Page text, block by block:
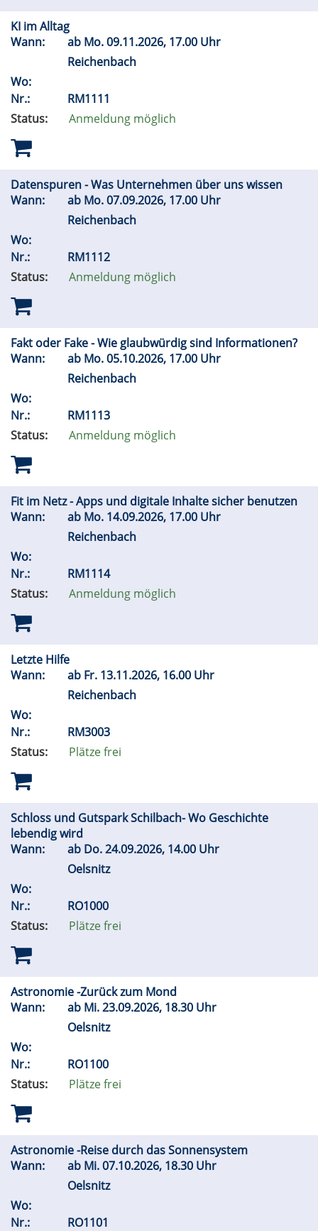
KI im Alltag
Wann:
ab Mo.09.11.2026, 17.00 Uhr
Reichenbach
Wo:
Nr.:
RM1111
Status:
Anmeldung möglich
Datenspuren - Was Unternehmen über uns wissen
Wann:
ab Mo.07.09.2026, 17.00 Uhr
Reichenbach
Wo:
Nr.:
RM1112
Status:
Anmeldung möglich
Fakt oder Fake - Wie glaubwürdig sind Informationen?
Wann:
ab Mo.05.10.2026, 17.00 Uhr
Reichenbach
Wo:
Nr.:
RM1113
Status:
Anmeldung möglich
Fit im Netz - Apps und digitale Inhalte sicher benutzen
Wann:
ab Mo. 14.09.2026, 17.00 Uhr
Reichenbach
Wo:
Nr.:
RM1114
Status:
Anmeldung möglich
Letzte Hilfe
Wann:
ab Fr. 13.11.2026, 16.00 Uhr
Reichenbach
Wo:
Nr.:
RM3003
Status:
Plätze frei
Schloss und Gutspark Schilbach- Wo Geschichte
lebendig wird
Wann:
ab Do.24.09.2026, 14.00 Uhr
Oelsnitz
Wo:
Nr.:
RO1000
Status:
Plätze frei
Astronomie -Zurück zum Mond
Wann:
ab Mi.23.09.2026, 18.30 Uhr
Oelsnitz
Wo:
Nr.:
RO1100
Status:
Plätze frei
Astronomie -Reise durch das Sonnensystem
Wann:
ab Mi.07.10.2026, 18.30 Uhr
Oelsnitz
Wo:
Nr.:
RO1101